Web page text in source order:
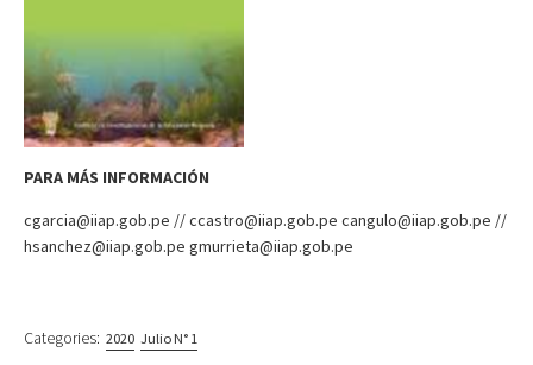
PARA MÁS INFORMACIÓN
cgarcia@iiap.gob.pe // ccastro@iiap.gob.pe cangulo@iiap.gob.pe //
hsanchez@iiap.gob.pe gmurrieta@iiap.gob.pe
Categories: 2020 Julio N° 1